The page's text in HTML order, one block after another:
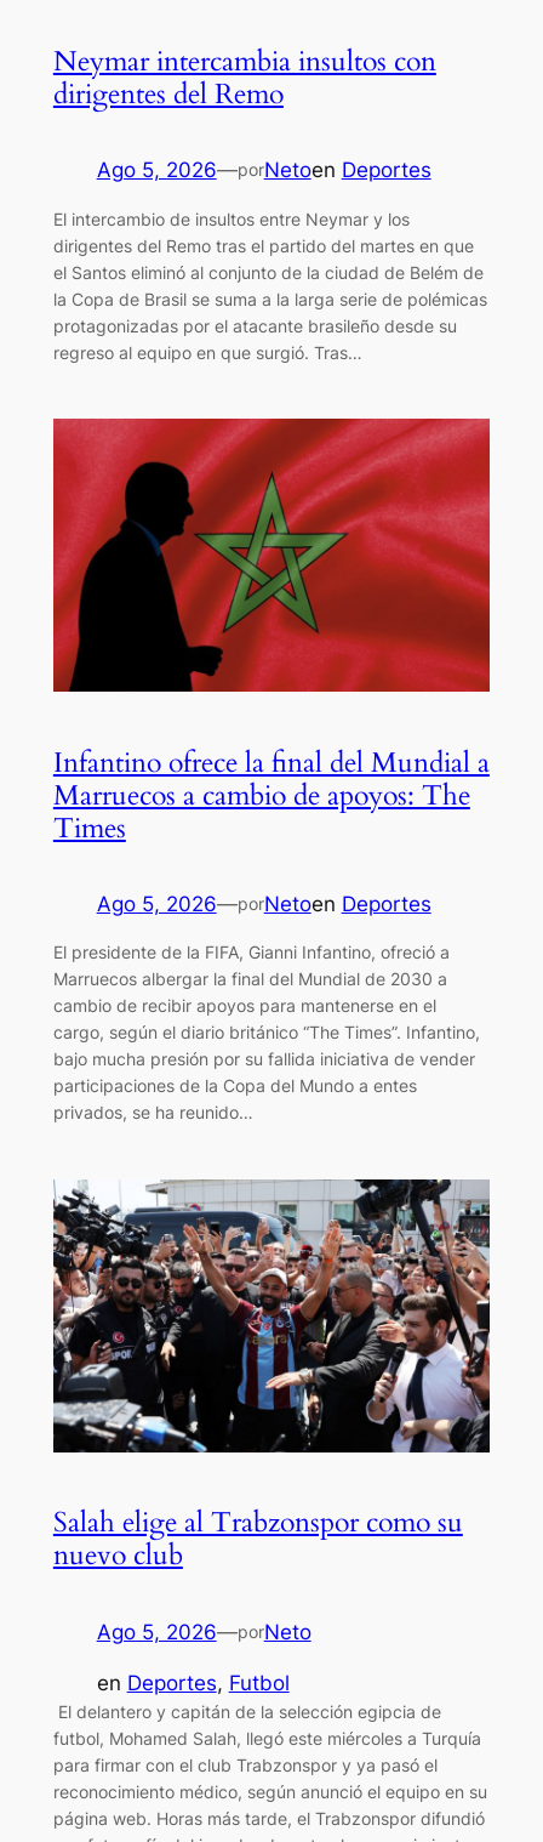
Neymar intercambia insultos con
dirigentes del Remo
Ago 5, 2026—porNetoen Deportes
El intercambio de insultos entre Neymar y los
dirigentes del Remo tras el partido del martes en que
el Santos eliminó al conjunto de la ciudad de Belém de
la Copa de Brasil se suma a la larga serie de polémicas
protagonizadas por el atacante brasileño desde su
regreso al equipo en que surgió. Tras…
Infantino ofrece la final del Mundial a
Marruecos a cambio de apoyos: The
Times
Ago 5, 2026—porNetoen Deportes
El presidente de la FIFA, Gianni Infantino, ofreció a
Marruecos albergar la final del Mundial de 2030 a
cambio de recibir apoyos para mantenerse en el
cargo, según el diario británico “The Times”. Infantino,
bajo mucha presión por su fallida iniciativa de vender
participaciones de la Copa del Mundo a entes
privados, se ha reunido…
Salah elige al Trabzonspor como su
nuevo club
Ago 5, 2026—porNeto
en Deportes, Futbol
El delantero y capitán de la selección egipcia de
futbol, Mohamed Salah, llegó este miércoles a Turquía
para firmar con el club Trabzonspor y ya pasó el
reconocimiento médico, según anunció el equipo en su
página web. Horas más tarde, el Trabzonspor difundió